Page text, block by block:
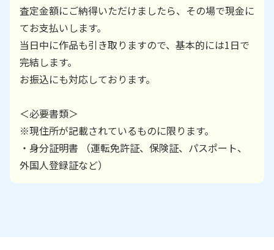
査定金額にご納得いただけましたら、その場で現金に
てお支払いします。
当日中に作品も引き取りますので、基本的には1日で
完結します。
お振込にも対応しております。
＜必要書類＞
※現住所が記載されているものに限ります。
・身分証明書 （運転免許証、保険証、パスポート、
外国人登録証など）